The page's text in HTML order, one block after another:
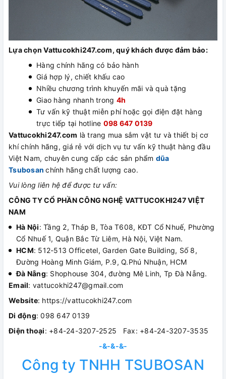
Lựa chọn Vattucokhi247.com, quý khách được đảm bảo:
Hàng chính hãng có bảo hành
Giá hợp lý, chiết khấu cao
Nhiều chương trình khuyến mãi và quà tặng
Giao hàng nhanh trong 4h
Tư vấn kỹ thuật miễn phí hoặc gọi điện đặt hàng
trực tiếp tại hotline 098 647 0139
Vattucokhi247.com là trang mua sắm vật tư và thiết bị cơ
khí chính hãng, giá rẻ với dịch vụ tư vấn kỹ thuật hàng đầu
Việt Nam, chuyên cung cấp các sản phẩm dũa
Tsubosan chính hãng chất lượng cao.
Vui lòng liên hệ để được tư vấn:
CÔNG TY CỔ PHẦN CÔNG NGHỆ VATTUCOKHI247 VIỆT
NAM
Hà Nội: Tầng 2, Tháp B, Tòa T608, KĐT Cổ Nhuế, Phường
Cổ Nhuế 1, Quận Bắc Từ Liêm, Hà Nội, Việt Nam.
HCM: 512-513 Officetel, Garden Gate Building, Số 8,
Đường Hoàng Minh Giám, P.9, Q.Phú Nhuận, HCM
Đà Nẵng: Shophouse 304, đường Mê Linh, Tp Đà Nẵng.
Email: vattucokhi247@gmail.com
Website: https://vattucokhi247.com
Di động: 098 647 0139
Điện thoại: +84-24-3207-2525 Fax: +84-24-3207-3535
-&-&-&-
Công ty TNHH TSUBOSAN